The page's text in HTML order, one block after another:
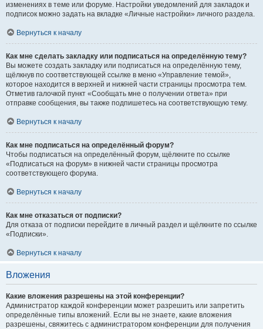
изменениях в теме или форуме. Настройки уведомлений для закладок и
подписок можно задать на вкладке «Личные настройки» личного раздела.
Вернуться к началу
Как мне сделать закладку или подписаться на определённую тему?
Вы можете создать закладку или подписаться на определённую тему,
щёлкнув по соответствующей ссылке в меню «Управление темой»,
которое находится в верхней и нижней части страницы просмотра тем.
Отметив галочкой пункт «Сообщать мне о получении ответа» при
отправке сообщения, вы также подпишетесь на соответствующую тему.
Вернуться к началу
Как мне подписаться на определённый форум?
Чтобы подписаться на определённый форум, щёлкните по ссылке
«Подписаться на форум» в нижней части страницы просмотра
соответствующего форума.
Вернуться к началу
Как мне отказаться от подписки?
Для отказа от подписки перейдите в личный раздел и щёлкните по ссылке
«Подписки».
Вернуться к началу
Вложения
Какие вложения разрешены на этой конференции?
Администратор каждой конференции может разрешить или запретить
определённые типы вложений. Если вы не знаете, какие вложения
разрешены, свяжитесь с администратором конференции для получения